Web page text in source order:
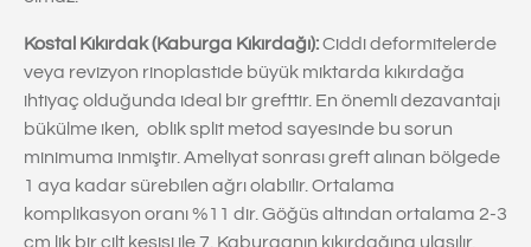
Kostal Kıkırdak (Kaburga Kıkırdağı):Ciddi deformitelerde
veya revizyon rinoplastide büyük miktarda kıkırdağa
ihtiyaç olduğunda ideal bir grefttir. En önemli dezavantajı
bükülme iken, oblik split metod sayesinde bu sorun
minimuma inmiştir. Ameliyat sonrası greft alınan bölgede
1 aya kadar sürebilen ağrı olabilir. Ortalama
komplikasyon oranı %11 dir. Göğüs altından ortalama 2-3
cm lik bir cilt kesisi ile 7. Kaburganın kıkırdağına ulaşılır,